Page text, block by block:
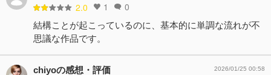
2.0 1 0
結構ことが起こっているのに、基本的に単調な流れが不
思議な作品です。
chiyoの感想・評価 2026/01/25 00:58